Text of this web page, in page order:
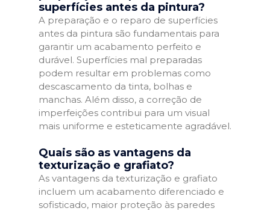
superfícies antes da pintura?
A preparação e o reparo de superfícies
antes da pintura são fundamentais para
garantir um acabamento perfeito e
durável. Superfícies mal preparadas
podem resultar em problemas como
descascamento da tinta, bolhas e
manchas. Além disso, a correção de
imperfeições contribui para um visual
mais uniforme e esteticamente agradável.
Quais são as vantagens da
texturização e grafiato?
As vantagens da texturização e grafiato
incluem um acabamento diferenciado e
sofisticado, maior proteção às paredes